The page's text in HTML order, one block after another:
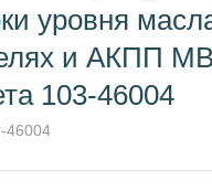
уровня
и АКПП
103-46004
46004